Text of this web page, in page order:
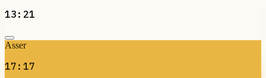
13:21
Asser
17:17